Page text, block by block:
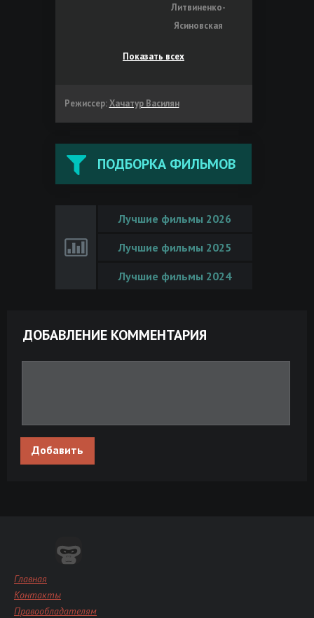
Литвиненко-
Ясиновская
Показать всех
Режиссер: Хачатур Василян
ПОДБОРКА ФИЛЬМОВ
Лучшие фильмы 2026
Лучшие фильмы 2025
Лучшие фильмы 2024
ДОБАВЛЕНИЕ КОММЕНТАРИЯ
Добавить
Главная
Контакты
Правообладателям